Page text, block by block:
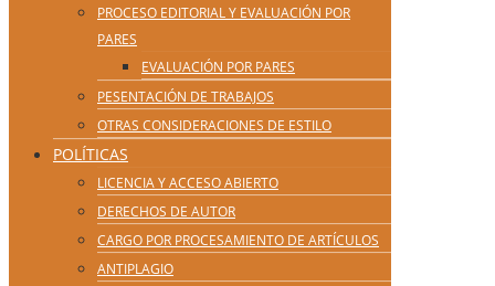
PROCESO EDITORIAL Y EVALUACIÓN POR
PARES
EVALUACIÓN POR PARES
PESENTACIÓN DE TRABAJOS
OTRAS CONSIDERACIONES DE ESTILO
POLÍTICAS
LICENCIA Y ACCESO ABIERTO
DERECHOS DE AUTOR
CARGO POR PROCESAMIENTO DE ARTÍCULOS
ANTIPLAGIO